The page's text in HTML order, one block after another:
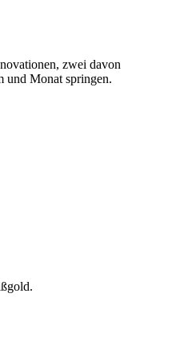
zwei davon
und Monat springen.